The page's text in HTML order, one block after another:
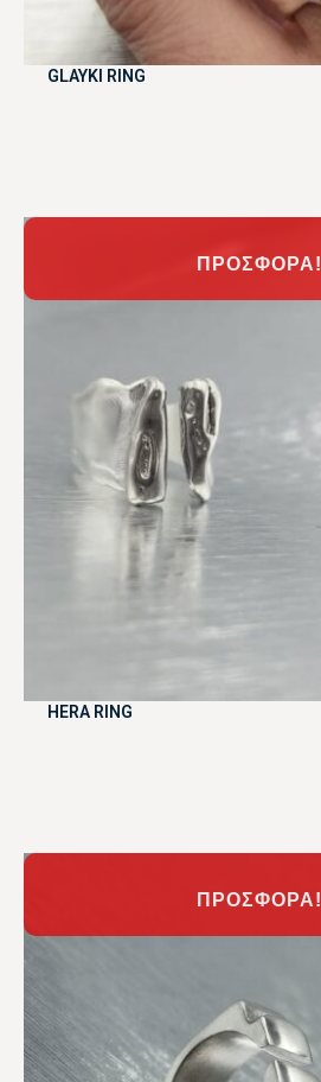
GLAYKI RING
ΠΡΟΣΦΟΡΆ!
HERA RING
ΠΡΟΣΦΟΡΆ!